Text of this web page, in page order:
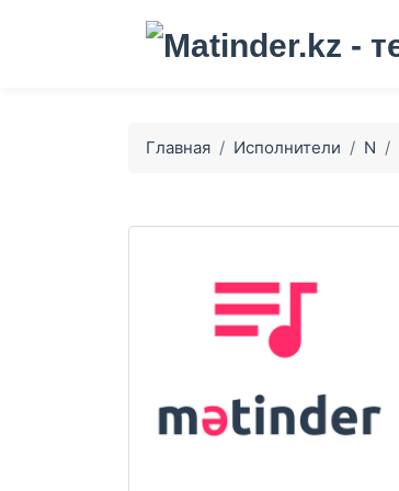
Главная Исполнители N